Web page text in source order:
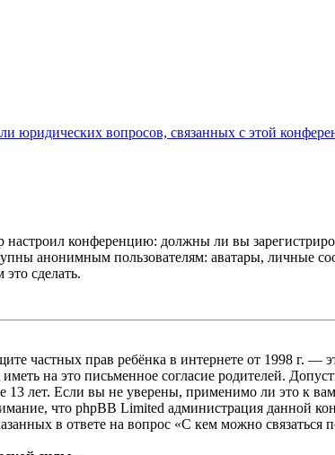
юридических вопросов, связанных с этой
настроил конференцию: должны ли вы
анонимным пользователям: аватары, личные
сделать.
частных прав ребёнка в интернете от 1998 г.
на это письменное согласие родителей.
лет. Если вы не уверены, применимо ли это к
что phpBB Limited администрация данной
в ответе на вопрос «С кем можно связаться